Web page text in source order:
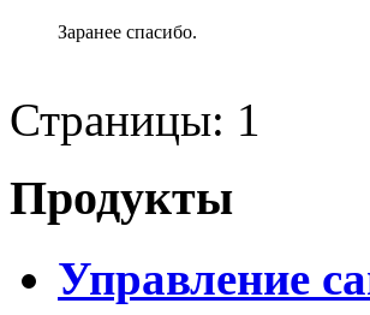
Заранее спасибо.
Страницы: 1
Продукты
Управление